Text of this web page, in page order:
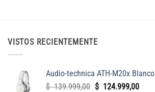
VISTOS RECIENTEMENTE
Audio-technica ATH-M20x Blanco
$139.999,00 El
$ 124.999,00El